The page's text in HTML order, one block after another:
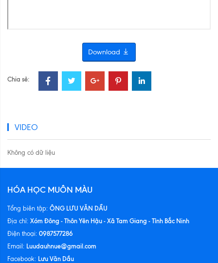
Download
Chia sẻ:
VIDEO
Không có dữ liệu
HÓA HỌC MUÔN MÀU
Tổng biên tập: ÔNG LƯU VĂN DẦU
Địa chỉ: Xóm Đông - Thôn Yên Hậu - Xã Tam Giang - Tỉnh Bắc Ninh
Điện thoại: 0987577286
Email: Luudauhnue@gmail.com
Facebook: Lưu Văn Dầu